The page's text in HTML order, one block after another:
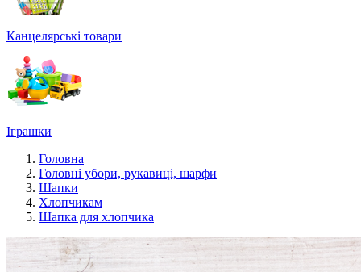
Канцелярські товари
Іграшки
Головна
Головні убори, рукавиці, шарфи
Шапки
Хлопчикам
Шапка для хлопчика